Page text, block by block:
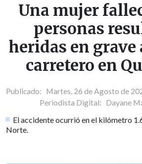
Una mujer
personas
heridas en grave
carretero en
Publicado: Martes, 26 de Agosto de
Periodista Digital:
Dayane
El accidente ocurrió en el kilómetro
Norte.